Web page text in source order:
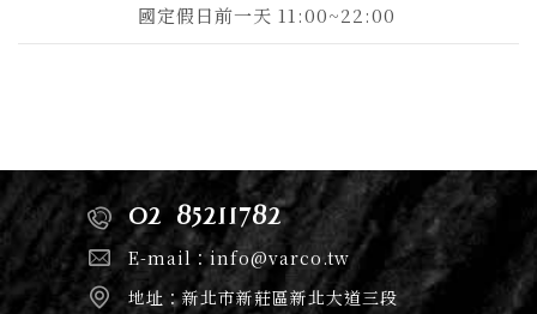
國定假日前一天 11:00~22:00
02-85211782
E-mail：info@varco.tw
地址：新北市新莊區新北大道三段